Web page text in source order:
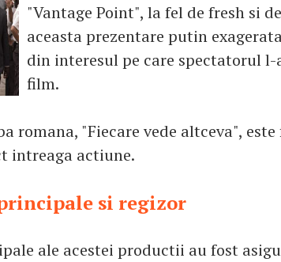
"Vantage Point", la fel de fresh si
aceasta prezentare putin
din interesul pe care spectatorul
film.
romana, "Fiecare vede altceva",
intreaga actiune.
si regizor
ale acestei productii au fost